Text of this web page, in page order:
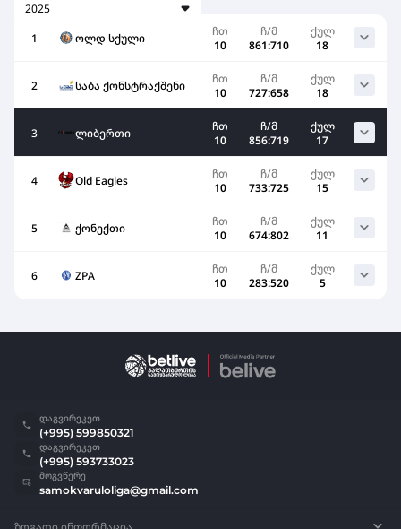
2025
1 ოლდ სქული
ჩთ
10
ჩ/მ
861:710
ქულ
18
2 საბა ქონსტრაქშენი
ჩთ
10
ჩ/მ
727:658
ქულ
18
3 ლიბერთი
ჩთ
10
ჩ/მ
856:719
ქულ
17
4 Old Eagles
ჩთ
10
ჩ/მ
733:725
ქულ
15
5 ქონექთი
ჩთ
10
ჩ/მ
674:802
ქულ
11
6 ZPA
ჩთ
10
ჩ/მ
283:520
ქულ
5
ზოგადი ინფორმაცია
დაგვირეკეთ
(+995) 599850321
დაგვირეკეთ
(+995) 593733023
მოგვწერე
samokvaruloliga@gmail.com